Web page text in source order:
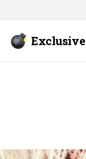
Exclusive